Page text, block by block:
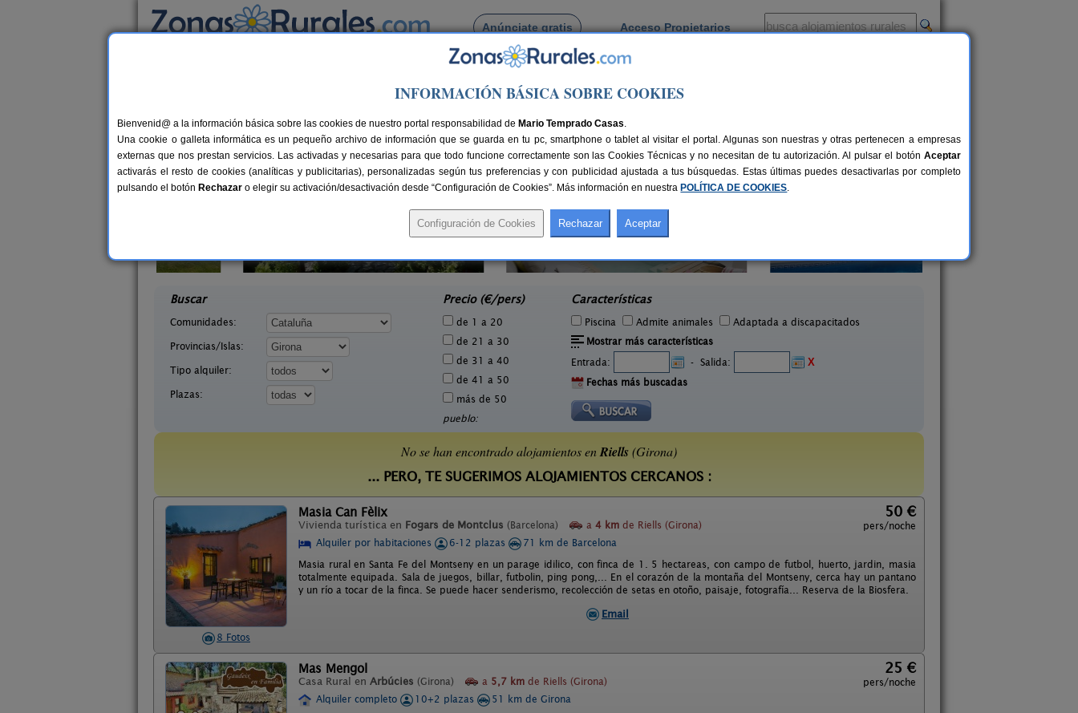
Anúnciate gratis Acceso Propietarios
Busca por pueblo
Casas Rurales cerca de Riells
32 €
Cal Marenya
Buscar
Comunidades:
Provincias/Islas:
Tipo alquiler:
Plazas:
Precio (€/pers)
de 1 a 20
de 21 a 30
de 31 a 40
de 41 a 50
más de 50
pueblo:
Características
Piscina Admite animales
Adaptada a discapacitados
Mostrar más características
Entrada:
- Salida:
X
Fechas más buscadas
No se han encontrado alojamientos enRiells(Girona)
... PERO, TE SUGERIMOS ALOJAMIENTOS CERCANOS :
8 Fotos
Masia Can Fèlix
Vivienda turística en Fogars de Montclus (Barcelona) a 4 km de Riells (Girona)
50 €
pers/noche
Alquiler por habitaciones
6-12 plazas
71 km de Barcelona
Masia rural en Santa Fe del Montseny en un parage idilico, con finca de 1. 5 hectareas, con campo de futbol, huerto, jardin, masia
totalmente equipada. Sala de juegos, billar, futbolin, ping pong,... En el corazón de la montaña del Montseny, cerca hay un pantano
y un río a tocar de la finca. Se puede hacer senderismo, recolección de setas en otoño, paisaje, fotografía... Reserva de la Biosfera.
Email
Mas Mengol
Casa Rural en Arbúcies (Girona) a 5,7 km de Riells (Girona)
25 €
pers/noche
Alquiler completo
10+2 plazas
51 km de Girona
INFORMACIÓN BÁSICA SOBRE COOKIES
Bienvenid@ a la información básica sobre las cookies de nuestro portal responsabilidad de Mario Temprado Casas.
Una cookie o galleta informática es un pequeño archivo de información que se guarda en tu pc, smartphone o tablet al visitar el portal. Algunas son nuestras y otras pertenecen a empresas
externas que nos prestan servicios. Las activadas y necesarias para que todo funcione correctamente son las Cookies Técnicas y no necesitan de tu autorización. Al pulsar el botón Aceptar
activarás el resto de cookies (analíticas y publicitarias), personalizadas según tus preferencias y con publicidad ajustada a tus búsquedas. Estas últimas puedes desactivarlas por completo
pulsando el botón Rechazar o elegir su activación/desactivación desde “Configuración de Cookies”. Más información en nuestra POLÍTICA DE COOKIES.